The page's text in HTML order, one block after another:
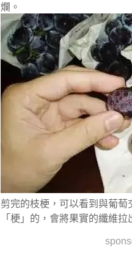
爛。
剪完的枝梗，可以看到與葡
「梗」的，會將果實的纖維拉